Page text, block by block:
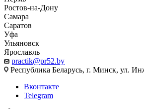
Ростов-на-Дону
Самара
Саратов
Уфа
Ульяновск
Ярославль
practik@pr52.by
Республика Беларусь, г. Минск, ул.
Вконтакте
Telegram